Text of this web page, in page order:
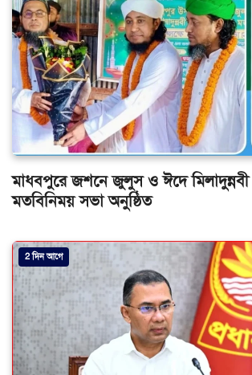
মাধবপুরে জশনে জুলুস ও ঈদে
মতবিনিময় সভা অনুষ্ঠিত
2 দিন আগে